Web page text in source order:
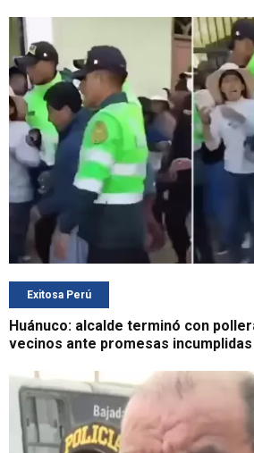
Exitosa Perú
Huánuco: alcalde terminó con
vecinos ante promesas incumplidas